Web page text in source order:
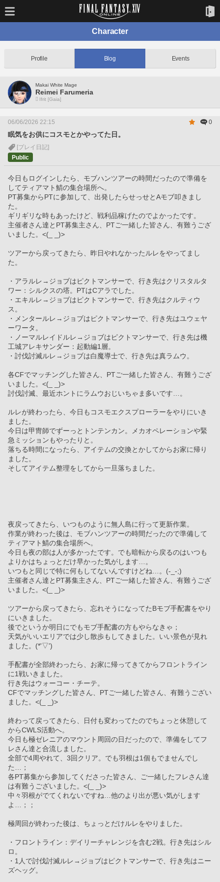
Character
Profile Blog Events
Makai White Mage
Reimei Farumeria
Ifrit [Gaia]
06/06/2026 22:15 0
眠気をお供にコスモとかやってた日。
[プレイ日記]
Public
今日もログインしたら、モブハンツアーの時間だったので準備を
してティアマト鯖の集合場所へ。
PT募集からPTに参加して、出発したらせっせとAモブ叩きまし
た。
ギリギリな時もあったけど、戦利品稼げたのでよかったです。
主催者さん達とPT募集主さん、PTご一緒した皆さん、有難うござ
いました。<(_ _)>
ツアーから戻ってきたら、昨日やれなかったルレをやってまし
た。
・アラルレ→ジョブはピクトマンサーで、行き先はクリスタルタ
ワー：シルクスの塔。PTはCアラでした。
・エキルレ→ジョブはピクトマンサーで、行き先はクルティウ
ス。
・メンタールレ→ジョブはピクトマンサーで、行き先はユウェヤ
ーワータ。
・ノーマルレイドルレ→ジョブはピクトマンサーで、行き先は機
工城アレキサンダー：起動編1層。
・討伐討滅ルレ→ジョブは白魔導士で、行き先は真ラムウ。
各CFでマッチングした皆さん、PTご一緒した皆さん、有難うござ
いました。<(_ _)>
討伐討滅、最近ホントにラムウおじいちゃま多いです…。
ルレが終わったら、今日もコスモエクスプローラーをやりにいき
ました。
今日は甲冑師でずーっとトンテンカン。メカオペレーションや緊
急ミッションもやったりと。
落ちる時間になったら、アイテムの交換とかしてからお家に帰り
ました。
そしてアイテム整理をしてから一旦落ちました。
夜戻ってきたら、いつものように無人島に行って更新作業。
作業が終わった後は、モブハンツアーの時間だったので準備して
ティアマト鯖の集合場所へ。
今日も夜の部は人が多かったです。でも暗転から戻るのはいつも
よりかはちょっとだけ早かった気がします…。
いつもと同じで特に何もしてないんですけどね…。(-_-;)
主催者さん達とPT募集主さん、PTご一緒した皆さん、有難うござ
いました。<(_ _)>
ツアーから戻ってきたら、忘れそうになってたBモブ手配書をやり
にいきました。
後でというか明日にでもモブ手配書の方もやらなきゃ；
天気がいいエリアでは少し散歩もしてきました。いい景色が見れ
ました。(*'▽')
手配書が全部終わったら、お家に帰ってきてからフロントライン
に1戦いきました。
行き先はウォーコー・チーテ。
CFでマッチングした皆さん、PTご一緒した皆さん、有難うござい
ました。<(_ _)>
終わって戻ってきたら、日付も変わってたのでちょっと休憩して
からCWLS活動へ。
今日も極ゼレニアのマウント周回の日だったので、準備をしてフ
レさん達と合流しました。
全部で4周やれて、3回クリア。でも羽根は1個もでませんでし
た…；
各PT募集から参加してくださった皆さん、ご一緒したフレさん達
は有難うございました。<(_ _)>
中々羽根がでてくれないですね…他のより出が悪い気がします
よ…；；
極周回が終わった後は、ちょっとだけルレをやりました。
・フロントライン：デイリーチャレンジを含む2戦。行き先はシル
ロ。
・1人で討伐討滅ルレ→ジョブはピクトマンサーで、行き先はニー
ズヘッグ。